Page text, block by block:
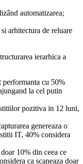
automatizarea;
arhitectura de reluare
ierarhica a
cu 50%
la cel putin
pozitiva in 12 luni,
genereaza o
IT, 40% considera
10% din ceea ce
ca scaneaza doar